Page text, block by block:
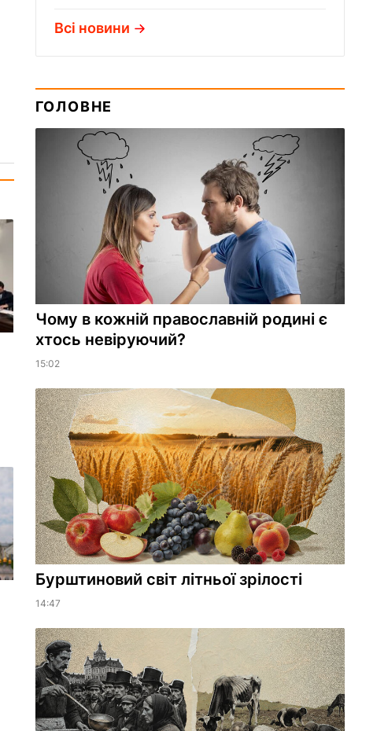
Всі новини
ГОЛОВНЕ
Чому в кожній православній родині є
хтось невіруючий?
15:02
Бурштиновий світ літньої зрілості
14:47